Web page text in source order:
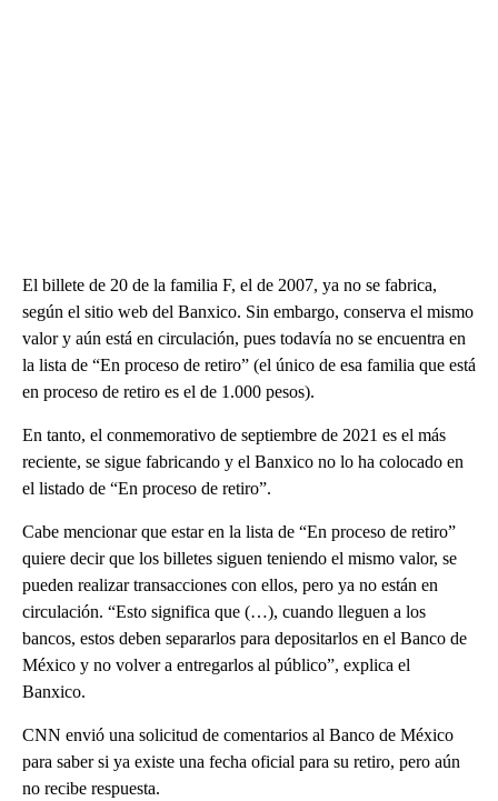
El billete de 20 de la familia F, el de 2007, ya no se fabrica,
según el sitio web del Banxico. Sin embargo, conserva el mismo
valor y aún está en circulación, pues todavía no se encuentra en
la lista de “En proceso de retiro” (el único de esa familia que está
en proceso de retiro es el de 1.000 pesos).
En tanto, el conmemorativo de septiembre de 2021 es el más
reciente, se sigue fabricando y el Banxico no lo ha colocado en
el listado de “En proceso de retiro”.
Cabe mencionar que estar en la lista de “En proceso de retiro”
quiere decir que los billetes siguen teniendo el mismo valor, se
pueden realizar transacciones con ellos, pero ya no están en
circulación. “Esto significa que (…), cuando lleguen a los
bancos, estos deben separarlos para depositarlos en el Banco de
México y no volver a entregarlos al público”, explica el
Banxico.
CNN envió una solicitud de comentarios al Banco de México
para saber si ya existe una fecha oficial para su retiro, pero aún
no recibe respuesta.